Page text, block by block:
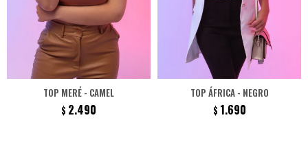
TOP MERÉ - CAMEL
$ 2.490
TOP ÁFRICA - NEGRO
$ 1.690